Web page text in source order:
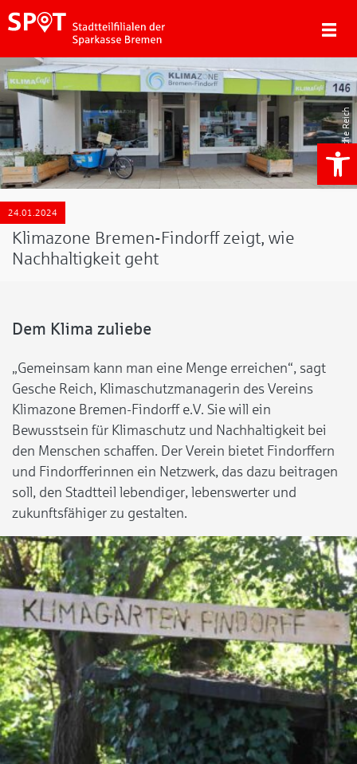
Gesche Reich
24.01.2024
Klimazone Bremen-Findorff zeigt, wie
Nachhaltigkeit geht
Dem Klima zuliebe
„Gemeinsam kann man eine Menge erreichen“, sagt
Gesche Reich, Klimaschutzmanagerin des Vereins
Klimazone Bremen-Findorff e.V. Sie will ein
Bewusstsein für Klimaschutz und Nachhaltigkeit bei
den Menschen schaffen. Der Verein bietet Findorffern
und Findorfferinnen ein Netzwerk, das dazu beitragen
soll, den Stadtteil lebendiger, lebenswerter und
zukunftsfähiger zu gestalten.